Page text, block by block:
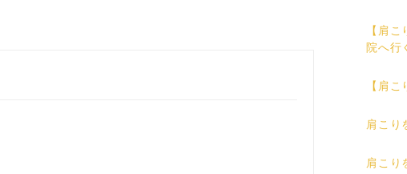
【肩
院へ行
【肩
肩こり
肩こ